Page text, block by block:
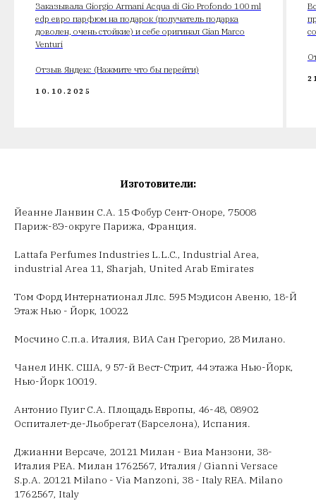
Заказывала Giorgio Armani Acqua di Gio Profondo 100 ml
edp евро парфюм на подарок (получатель подарка
доволен, очень стойкие) и себе оригинал Gian Marco
Venturi
Отзыв Яндекс (Нажмите что бы перейти)
10.10.2025
Изготовители:
Йеанне Ланвин С.А. 15 Фобур Сент-Оноре, 75008
Париж-8Э-округе Парижа, Франция.
Lattafa Perfumes Industries L.L.C., Industrial Area,
industrial Area 11, Sharjah, United Arab Emirates
Том Форд Интернатионал Ллс. 595 Мэдисон Авеню, 18-Й
Этаж Нью - Йорк, 10022
Мосчино С.п.а. Италия, ВИА Сан Грегорио, 28 Милано.
Чанел ИНК. США, 9 57-й Вест-Стрит, 44 этажа Нью-Йорк,
Нью-Йорк 10019.
Антонио Пуиг С.А. Площадь Европы, 46-48, 08902
Оспиталет-де-Льобрегат (Барселона), Испания.
Джианни Версаче, 20121 Милан - Виа Манзони, 38-
Италия РЕА. Милан 1762567, Италия / Gianni Versace
S.p.A. 20121 Milano - Via Manzoni, 38 - Italy REA. Milano
1762567, Italy